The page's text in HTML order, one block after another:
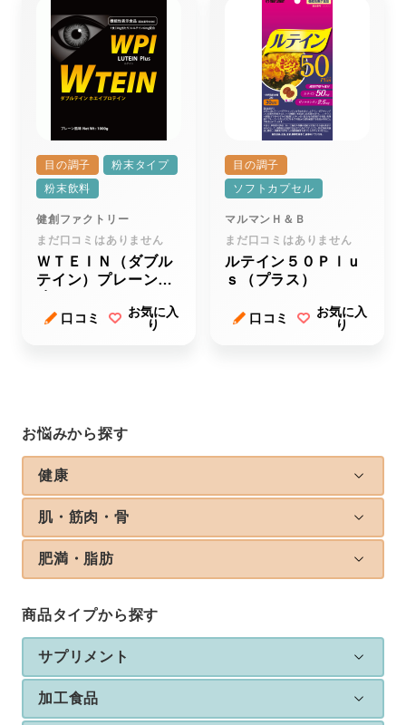
お悩みから探す
健康
肌・筋肉・骨
肥満・脂肪
商品タイプから探す
サプリメント
加工食品
目の調子
粉末タイプ
粉末飲料
健創ファクトリー
まだ口コミはありません
ＷＴＥＩＮ（ダブル
テイン）プレーン風
口コミ
お気に入
り
目の調子
ソフトカプセル
マルマンＨ＆Ｂ
まだ口コミはありません
ルテイン５０Ｐｌｕ
ｓ（プラス）
口コミ
お気に入
り